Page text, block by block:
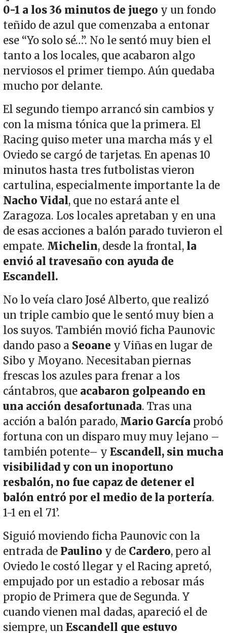
0-1 a los 36 minutos de juego y un fondo
teñido de azul que comenzaba a entonar
ese “Yo solo sé…”. No le sentó muy bien el
tanto a los locales, que acabaron algo
nerviosos el primer tiempo. Aún quedaba
mucho por delante.
El segundo tiempo arrancó sin cambios y
con la misma tónica que la primera. El
Racing quiso meter una marcha más y el
Oviedo se cargó de tarjetas. En apenas 10
minutos hasta tres futbolistas vieron
cartulina, especialmente importante la de
Nacho Vidal, que no estará ante el
Zaragoza. Los locales apretaban y en una
de esas acciones a balón parado tuvieron el
empate. Michelin, desde la frontal, la
envió al travesaño con ayuda de
Escandell.
No lo veía claro José Alberto, que realizó
un triple cambio que le sentó muy bien a
los suyos. También movió ficha Paunovic
dando paso a Seoane y Viñas en lugar de
Sibo y Moyano. Necesitaban piernas
frescas los azules para frenar a los
cántabros, que acabaron golpeando en
una acción desafortunada. Tras una
acción a balón parado, Mario García probó
fortuna con un disparo muy muy lejano –
también potente– y Escandell, sin mucha
visibilidad y con un inoportuno
resbalón, no fue capaz de detener el
balón entró por el medio de la portería.
1-1 en el 71’.
Siguió moviendo ficha Paunovic con la
entrada de Paulino y de Cardero, pero al
Oviedo le costó llegar y el Racing apretó,
empujado por un estadio a rebosar más
propio de Primera que de Segunda. Y
cuando vienen mal dadas, apareció el de
siempre, un Escandell que estuvo